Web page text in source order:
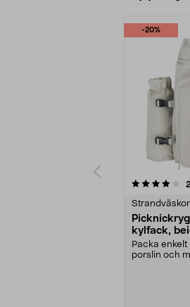
-20%
kylfack,
Packa
porslin och